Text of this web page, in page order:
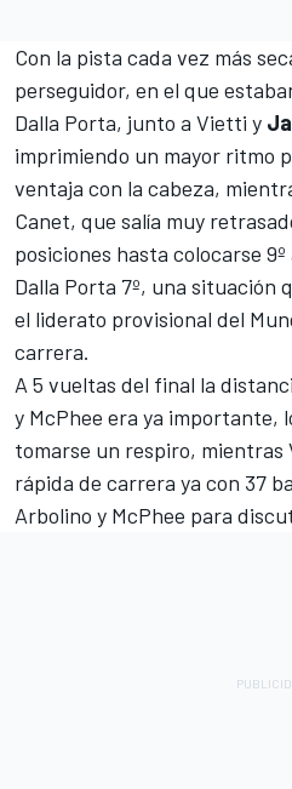
Con la pista cada vez más
perseguidor, en el que
Dalla Porta, junto a Vietti y
imprimiendo un mayor ritmo
ventaja con la cabeza,
Canet, que salía muy
posiciones hasta colocarse
Dalla Porta 7º, una situación
el liderato provisional del
carrera.
A 5 vueltas del final la
y McPhee era ya importante,
tomarse un respiro,
rápida de carrera ya con 37
Arbolino y McPhee para